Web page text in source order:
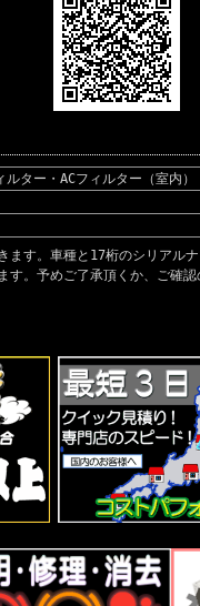
ルター・ACフィルター（室内
す。車種と17桁のシリアル
。予めご了承頂くか、ご確認